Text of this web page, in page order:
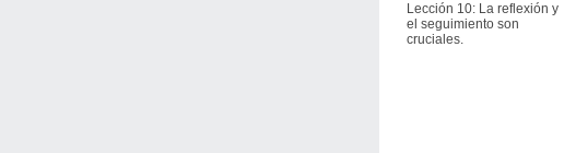
Lección 10: La reflexión y
el seguimiento son
cruciales.